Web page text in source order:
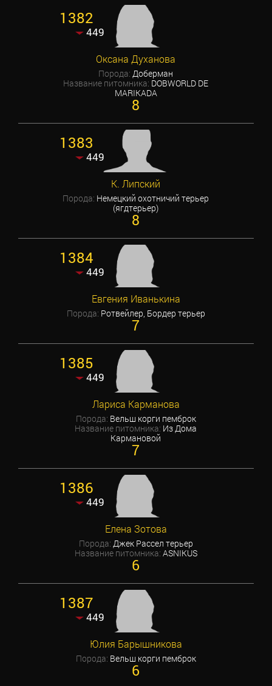
1382
449
Оксана Духанова
Порода: Доберман
Название питомника: DOBWORLD DE
MARIKADA
8
1383
449
К. Липский
Порода: Немецкий охотничий терьер
(ягдтерьер)
8
1384
449
Евгения Иванькина
Порода: Ротвейлер, Бордер терьер
7
1385
449
Лариса Карманова
Порода: Вельш корги пемброк
Название питомника: Из Дома
Кармановой
7
1386
449
Елена Зотова
Порода: Джек Рассел терьер
Название питомника: ASNIKUS
6
1387
449
Юлия Барышникова
Порода: Вельш корги пемброк
6